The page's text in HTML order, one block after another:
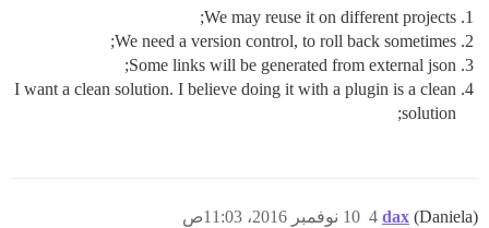
We may reuse it on different projects;
We need a version control, to roll back sometimes;
Some links will be generated from external json;
I want a clean solution. I believe doing it with a plugin is a clean
solution;
dax (Daniela) 10 نوفمبر 2016، 11:03ص 4